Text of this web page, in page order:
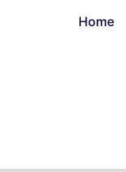
Home